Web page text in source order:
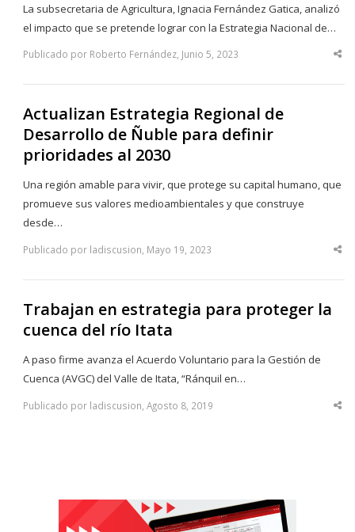
La subsecretaria de Agricultura, Ignacia Fernández Gatica, analizó
el impacto que se pretende lograr con la Estrategia Nacional de…
Publicado por Roberto Fernández, Junio 5, 2023
Actualizan Estrategia Regional de
Desarrollo de Ñuble para definir
prioridades al 2030
Una región amable para vivir, que protege su capital humano, que
promueve sus valores medioambientales y que construye
desde…
Publicado por ladiscusion, Mayo 19, 2023
Trabajan en estrategia para proteger la
cuenca del río Itata
A paso firme avanza el Acuerdo Voluntario para la Gestión de
Cuenca (AVGC) del Valle de Itata, “Ránquil en…
Publicado por ladiscusion, Agosto 8, 2019